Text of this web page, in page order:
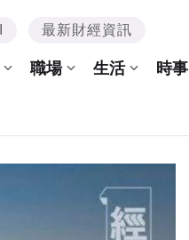
最新財經資訊
職場 生活 時事